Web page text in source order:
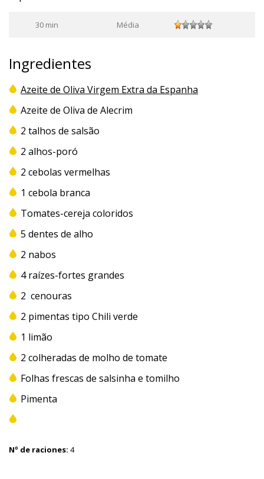
30 min Média
Ingredientes
Azeite de Oliva Virgem Extra da Espanha
Azeite de Oliva de Alecrim
2 talhos de salsão
2 alhos-poró
2 cebolas vermelhas
1 cebola branca
Tomates-cereja coloridos
5 dentes de alho
2 nabos
4 raízes-fortes grandes
2 cenouras
2 pimentas tipo Chili verde
1 limão
2 colheradas de molho de tomate
Folhas frescas de salsinha e tomilho
Pimenta
Nº de raciones: 4